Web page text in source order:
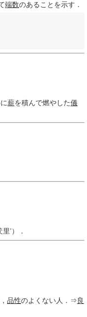
端数のあることを示す．
薪を積んで燃やした儀
里’）．
品性のよくない人．⇒良